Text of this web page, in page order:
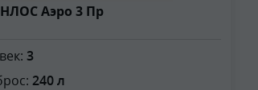
Аэро 3 Пр
3
240 л